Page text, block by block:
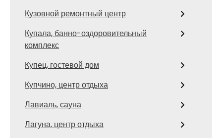
Кузовной ремонтный центр
Купала, банно-оздоровительный
комплекс
Купец, гостевой дом
Купчино, центр отдыха
Лавиаль, сауна
Лагуна, центр отдыха